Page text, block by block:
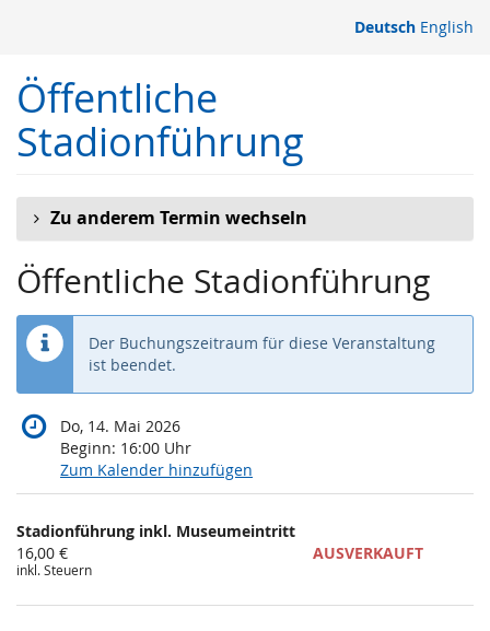
springen
Deutsch English
Öffentliche
Stadionführung
Zu anderem Termin wechseln
Öffentliche Stadionführung
Der Buchungszeitraum für diese Veranstaltung
ist beendet.
Do, 14. Mai 2026
Beginn: 16:00 Uhr
Zum Kalender hinzufügen
Produkte
Unkategorisierte
Produkte
Stadionführung inkl. Museumeintritt
16,00 €
inkl. Steuern
AUSVERKAUFT